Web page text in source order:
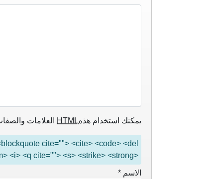
يمكنك استخدام هذهHTML العلامات
cite=""> <cite> <code> <del
<i> <q cite=""> <s> <strike> <strong>
الاسم *